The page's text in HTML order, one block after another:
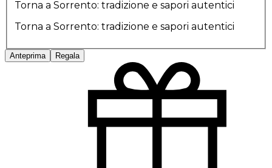
Torna a Sorrento: tradizione e sapori autentici
Torna a Sorrento: tradizione e sapori autentici
Anteprima Regala